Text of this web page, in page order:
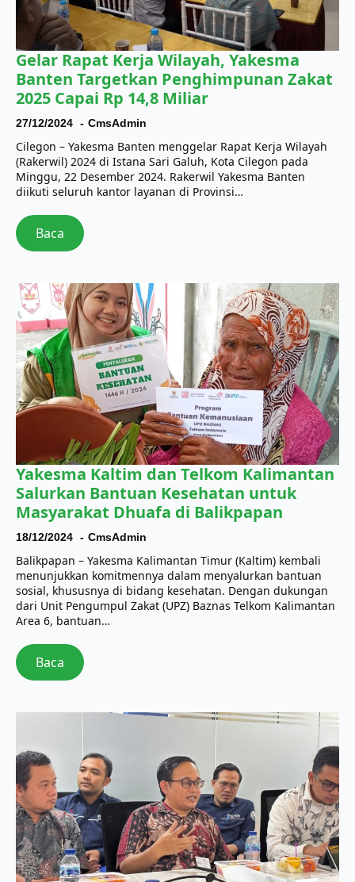
Gelar Rapat Kerja Wilayah, Yakesma
Banten Targetkan Penghimpunan Zakat
2025 Capai Rp 14,8 Miliar
27/12/2024 CmsAdmin
Cilegon – Yakesma Banten menggelar Rapat Kerja Wilayah
(Rakerwil) 2024 di Istana Sari Galuh, Kota Cilegon pada
Minggu, 22 Desember 2024. Rakerwil Yakesma Banten
diikuti seluruh kantor layanan di Provinsi…
Baca
Yakesma Kaltim dan Telkom Kalimantan
Salurkan Bantuan Kesehatan untuk
Masyarakat Dhuafa di Balikpapan
18/12/2024 CmsAdmin
Balikpapan – Yakesma Kalimantan Timur (Kaltim) kembali
menunjukkan komitmennya dalam menyalurkan bantuan
sosial, khususnya di bidang kesehatan. Dengan dukungan
dari Unit Pengumpul Zakat (UPZ) Baznas Telkom Kalimantan
Area 6, bantuan…
Baca